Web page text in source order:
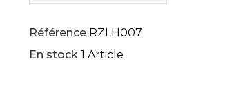
Référence RZLH007
En stock 1 Article